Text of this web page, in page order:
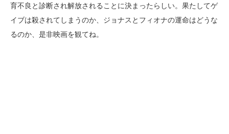
育不良と診断され解放されることに決まったらしい。果たしてゲ
イブは殺されてしまうのか、ジョナスとフィオナの運命はどうな
るのか、是非映画を観てね。